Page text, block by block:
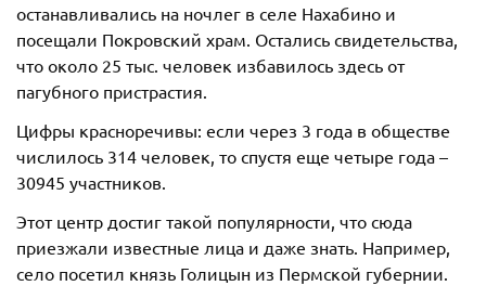
останавливались на ночлег в селе Нахабино и
посещали Покровский храм. Остались свидетельства,
что около 25 тыс. человек избавилось здесь от
пагубного пристрастия.
Цифры красноречивы: если через 3 года в обществе
числилось 314 человек, то спустя еще четыре года –
30945 участников.
Этот центр достиг такой популярности, что сюда
приезжали известные лица и даже знать. Например,
село посетил князь Голицын из Пермской губернии.